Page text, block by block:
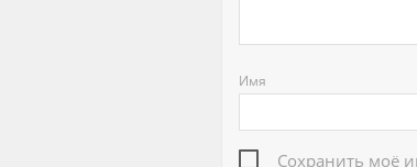
Имя
Сохранить моё